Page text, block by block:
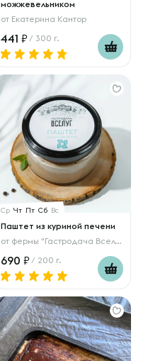
можжевельником
от Екатерина Кантор
441 / 300 г.
Ср Чт Пт Сб Вс
Паштет из куриной печени
от фермы "Гастродача Вселуг"
690 / 200 г.